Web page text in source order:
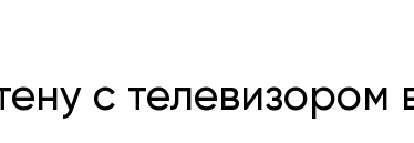
с телевизором